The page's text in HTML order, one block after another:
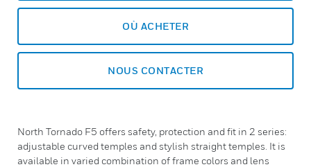
OÙ ACHETER
NOUS CONTACTER
North Tornado F5 offers safety, protection and fit in 2 series:
adjustable curved temples and stylish straight temples. It is
available in varied combination of frame colors and lens